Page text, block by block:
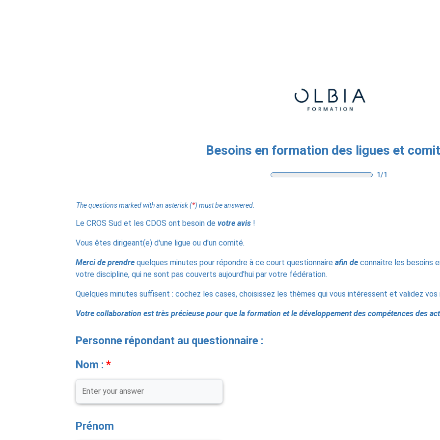
Besoins en formation des ligues et
1/1
The questions marked with an asterisk (*) must be answered.
Le CROS Sud et les CDOS ont besoin de votre avis !
Vous êtes dirigeant(e) d'une ligue ou d'un comité.
Merci de prendre quelques minutes pour répondre à ce court questionnaire afin de connaitre les besoins
votre discipline, qui ne sont pas couverts aujourd'hui par votre fédération.
Quelques minutes suffisent : cochez les cases, choisissez les thèmes qui vous intéressent et validez vos
Votre collaboration est très précieuse pour que la formation et le développement des compétences des
Open Text Question
Personne répondant au questionnaire :
Nom :
Open Text Question
Prénom